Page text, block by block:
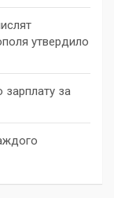
утвердило
за